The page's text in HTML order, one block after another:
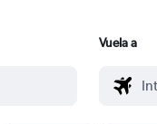
Vuela a